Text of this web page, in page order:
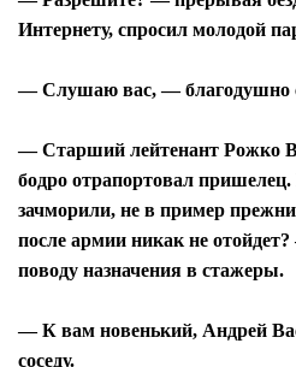
Интернету, спросил молодой
— Слушаю вас, — благодушно
— Старший лейтенант Рожко
бодро отрапортовал
зачморили, не в пример
после армии никак не
поводу назначения в стажеры.
— К вам новенький, Андрей
соседу.